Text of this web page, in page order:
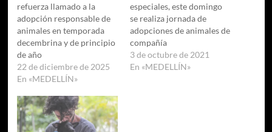
refuerza llamado a la
adopción responsable de
animales en temporada
decembrina y de principio
de año
22 de diciembre de 2025
En «MEDELLÍN»
especiales, este domingo
se realiza jornada de
adopciones de animales de
compañía
3 de octubre de 2021
En «MEDELLÍN»